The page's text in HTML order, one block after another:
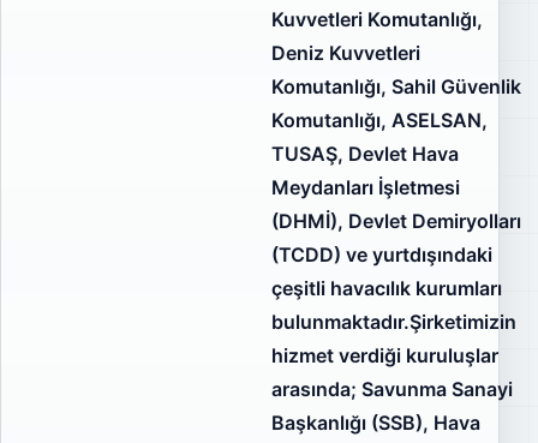
Kuvvetleri Komutanlığı,
Deniz Kuvvetleri
Komutanlığı, Sahil Güvenlik
Komutanlığı, ASELSAN,
TUSAŞ, Devlet Hava
Meydanları İşletmesi
(DHMİ), Devlet Demiryolları
(TCDD) ve yurtdışındaki
çeşitli havacılık kurumları
bulunmaktadır.Şirketimizin
hizmet verdiği kuruluşlar
arasında; Savunma Sanayi
Başkanlığı (SSB), Hava